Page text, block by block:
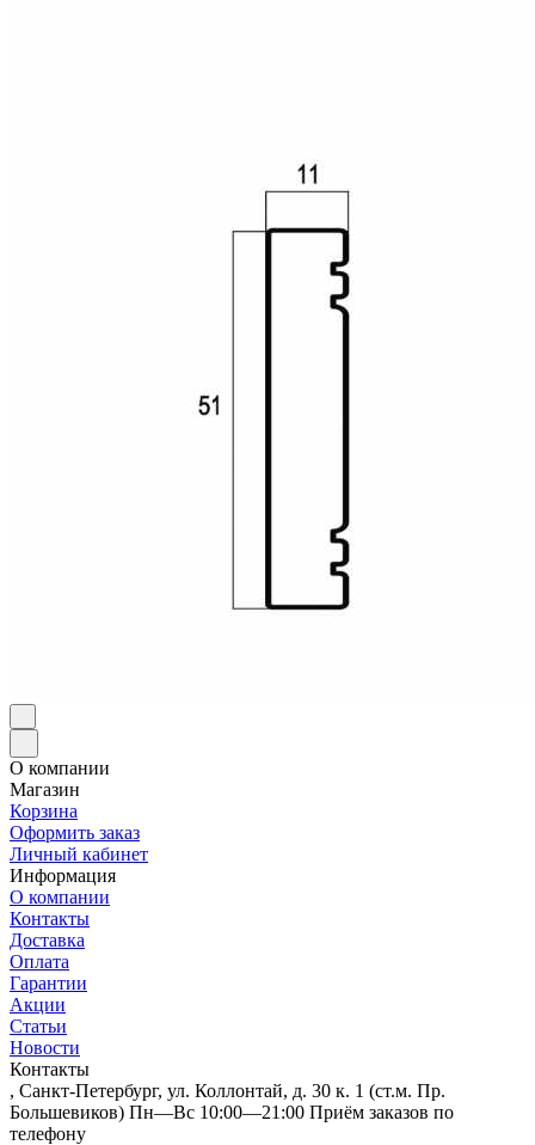
О компании
Магазин
Корзина
Оформить заказ
Личный кабинет
Информация
О компании
Контакты
Доставка
Оплата
Гарантии
Акции
Статьи
Новости
Контакты
, Санкт-Петербург, ул. Коллонтай, д. 30 к. 1 (ст.м. Пр.
Большевиков) Пн—Вс 10:00—21:00 Приём заказов по
телефону